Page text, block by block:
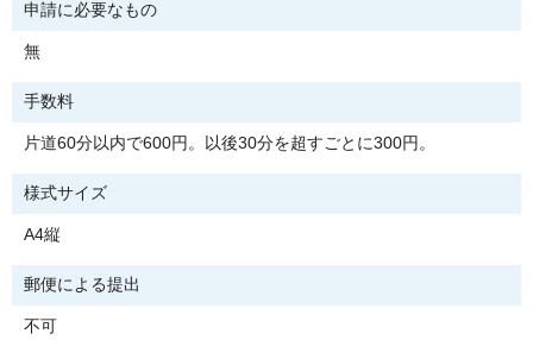
申請に必要なもの
無
手数料
片道60分以内で600円。以後30分を超すごとに300円。
様式サイズ
A4縦
郵便による提出
不可